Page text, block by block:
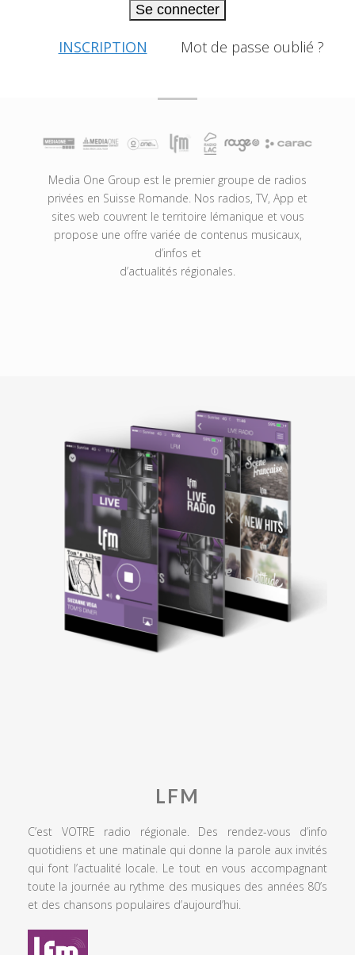
Se connecter
INSCRIPTION Mot de passe oublié ?
Media One Group est le premier groupe de radios
privées en Suisse Romande. Nos radios, TV, App et
sites web couvrent le territoire lémanique et vous
propose une offre variée de contenus musicaux,
d’infos et
d’actualités régionales.
LFM
C’est VOTRE radio régionale. Des rendez-vous d’info
quotidiens et une matinale qui donne la parole aux invités
qui font l’actualité locale. Le tout en vous accompagnant
toute la journée au rythme des musiques des années 80’s
et des chansons populaires d’aujourd’hui.